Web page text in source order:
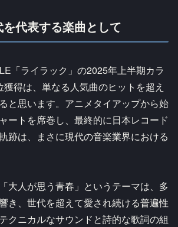
代表する楽曲として
「ライラック」の2025年上半期カラ
得は、単なる人気曲のヒットを超え
と思います。アニメタイアップから始
ートを席巻し、最終的に日本レコード
跡は、まさに現代の音楽業界における
大人が思う青春」というテーマは、多
き、世代を超えて愛され続ける普遍性
クニカルなサウンドと詩的な歌詞の組